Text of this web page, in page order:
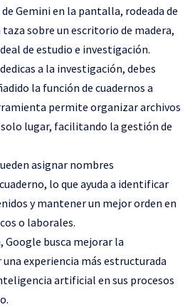
Gemini en la pantalla, rodeada de
sobre un escritorio de madera,
de estudio e investigación.
a la investigación, debes
la función de cuadernos a
permite organizar archivos
lugar, facilitando la gestión de
asignar nombres
lo que ayuda a identificar
y mantener un mejor orden en
o laborales.
Google busca mejorar la
experiencia más estructurada
artificial en sus procesos